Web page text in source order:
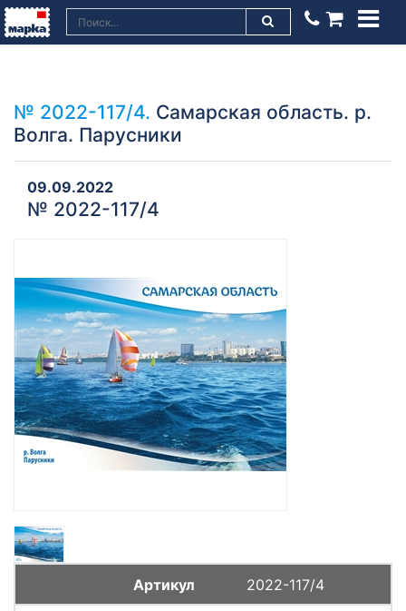
№ 2022-117/4. Самарская область. р.
Волга. Парусники
09.09.2022
№ 2022-117/4
2022-117/4